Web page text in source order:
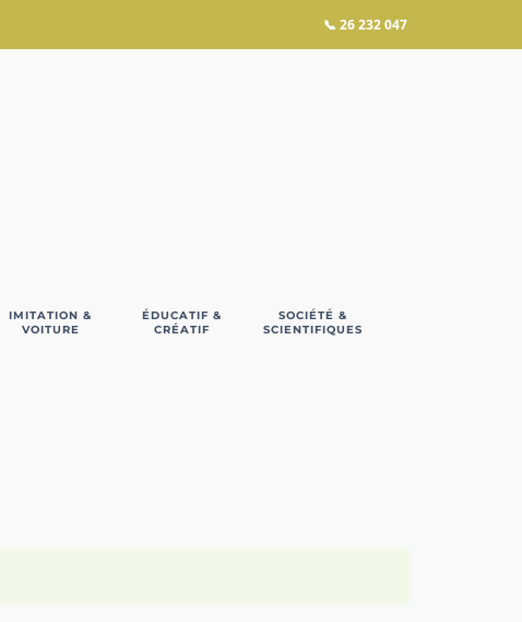
📞 26 232 047
IMITATION &
VOITURE
ÉDUCATIF &
CRÉATIF
SOCIÉTÉ &
SCIENTIFIQUES